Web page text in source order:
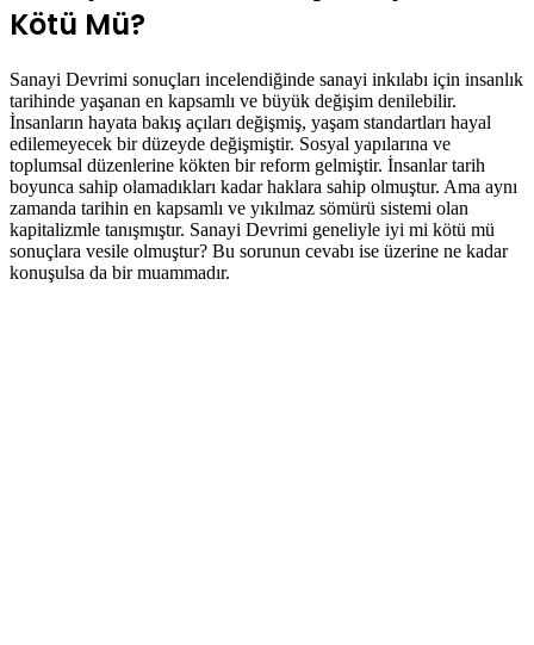
Kötü Mü?
Sanayi Devrimi sonuçları incelendiğinde sanayi inkılabı için insanlık
tarihinde yaşanan en kapsamlı ve büyük değişim denilebilir.
İnsanların hayata bakış açıları değişmiş, yaşam standartları hayal
edilemeyecek bir düzeyde değişmiştir. Sosyal yapılarına ve
toplumsal düzenlerine kökten bir reform gelmiştir. İnsanlar tarih
boyunca sahip olamadıkları kadar haklara sahip olmuştur. Ama aynı
zamanda tarihin en kapsamlı ve yıkılmaz sömürü sistemi olan
kapitalizmle tanışmıştır. Sanayi Devrimi geneliyle iyi mi kötü mü
sonuçlara vesile olmuştur? Bu sorunun cevabı ise üzerine ne kadar
konuşulsa da bir muammadır.